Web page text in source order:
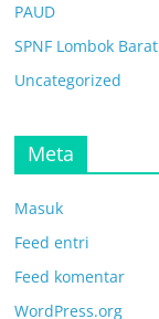
PAUD
SPNF Lombok Barat
Uncategorized
Meta
Masuk
Feed entri
Feed komentar
WordPress.org